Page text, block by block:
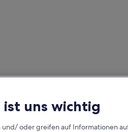
ist uns wichtig
und/ oder greifen auf Informationen